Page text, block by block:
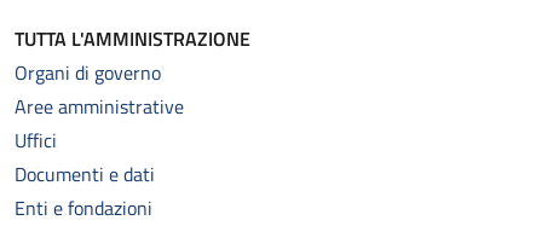
TUTTA L'AMMINISTRAZIONE
Organi di governo
Aree amministrative
Uffici
Documenti e dati
Enti e fondazioni